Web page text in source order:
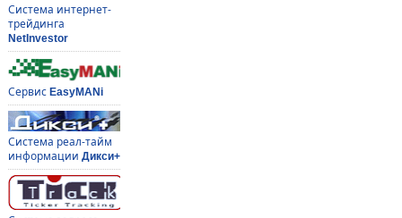
Система интернет-
трейдинга
NetInvestor
Сервис EasyMANi
Система реал-тайм
информации Дикси+